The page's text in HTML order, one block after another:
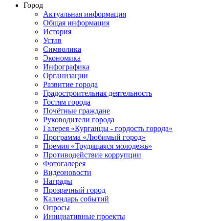
Город
Актуальная информация
Общая информация
История
Устав
Символика
Экономика
Инфографика
Организации
Развитие города
Градостроительная деятельность
Гостям города
Почётные граждане
Руководители города
Галерея «Курганцы - гордость города»
Программа «Любимый город»
Премия «Трудящаяся молодежь»
Противодействие коррупции
Фотогалерея
Видеоновости
Награды
Прозрачный город
Календарь событий
Опросы
Инициативные проекты